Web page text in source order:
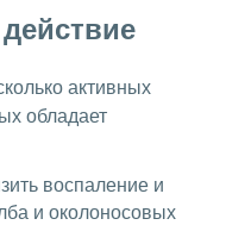
активных
обладает
воспаление и
и околоносовых